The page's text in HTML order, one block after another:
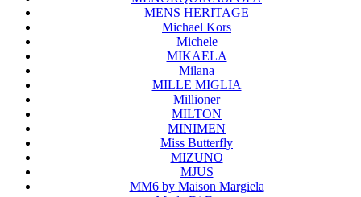
MENS HERITAGE
Michael Kors
Michele
MIKAELA
Milana
MILLE MIGLIA
Millioner
MILTON
MINIMEN
Miss Butterfly
MIZUNO
MJUS
MM6 by Maison Margiela